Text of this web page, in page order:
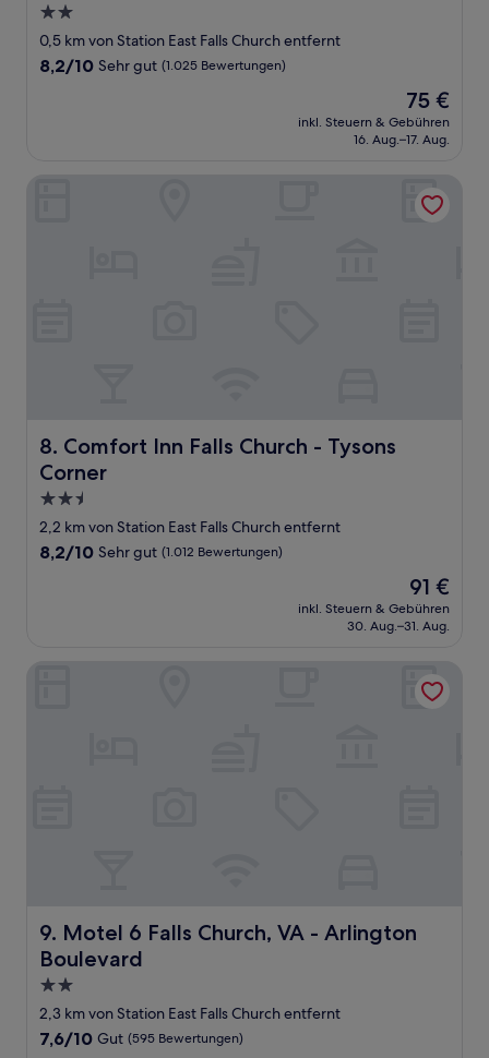
2.0-
Sterne-
Unterkunft
0,5 km von Station East Falls Church entfernt
8.2
Bewertungen)
8,2/10 Sehr gut (1.025 Bewertungen)
Der
Preis
beträgt
75 €
inkl. Steuern & Gebühren
16. Aug.–17. Aug.
8. Comfort Inn Falls Church - Tysons
Corner
Comfort Inn Falls Church - Tysons Corner
2.5-
Sterne-
Unterkunft
2,2 km von Station East Falls Church entfernt
8.2
Bewertungen)
8,2/10 Sehr gut (1.012 Bewertungen)
Der
Preis
beträgt
91 €
inkl. Steuern & Gebühren
30. Aug.–31. Aug.
9. Motel 6 Falls Church, VA - Arlington
Boulevard
Motel 6 Falls Church, VA - Arlington Boulevard
2.0-
Sterne-
Unterkunft
2,3 km von Station East Falls Church entfernt
7.6
7,6/10 Gut (595 Bewertungen)